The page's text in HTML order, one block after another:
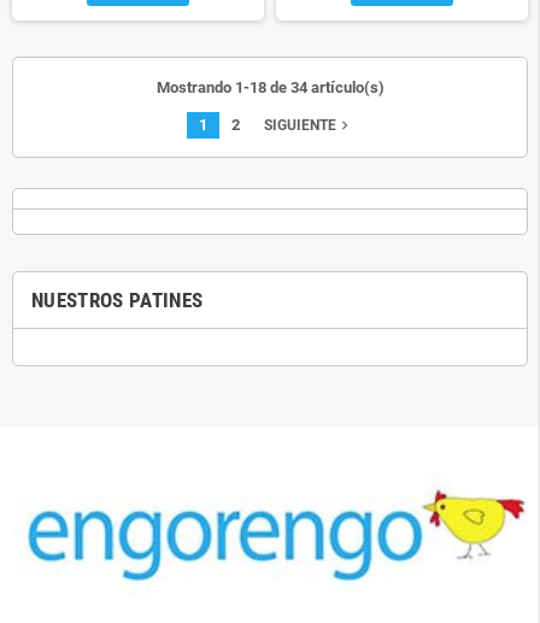
NUESTROS PATINES
Mostrando 1-18 de 34 artículo(s)
1 2 SIGUIENTE navigate_next